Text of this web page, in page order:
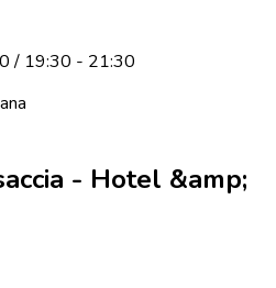
/ 19:30 - 21:30
- Hotel &amp;